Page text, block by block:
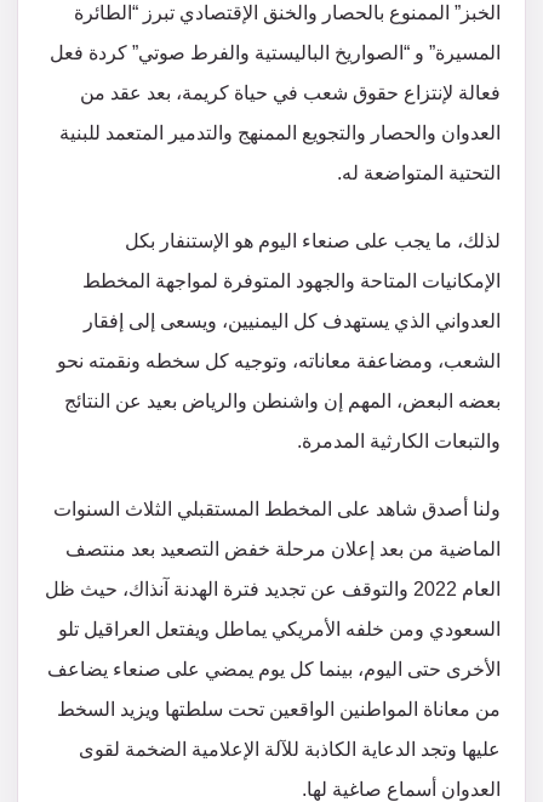
الخبز” الممنوع بالحصار والخنق الإقتصادي تبرز “الطائرة
المسيرة” و “الصواريخ الباليستية والفرط صوتي” كردة فعل
فعالة لإنتزاع حقوق شعب في حياة كريمة، بعد عقد من
العدوان والحصار والتجويع الممنهج والتدمير المتعمد للبنية
التحتية المتواضعة له.
لذلك، ما يجب على صنعاء اليوم هو الإستنفار بكل
الإمكانيات المتاحة والجهود المتوفرة لمواجهة المخطط
العدواني الذي يستهدف كل اليمنيين، ويسعى إلى إفقار
الشعب، ومضاعفة معاناته، وتوجيه كل سخطه ونقمته نحو
بعضه البعض، المهم إن واشنطن والرياض بعيد عن النتائج
والتبعات الكارثية المدمرة.
ولنا أصدق شاهد على المخطط المستقبلي الثلاث السنوات
الماضية من بعد إعلان مرحلة خفض التصعيد بعد منتصف
العام 2022 والتوقف عن تجديد فترة الهدنة آنذاك، حيث ظل
السعودي ومن خلفه الأمريكي يماطل ويفتعل العراقيل تلو
الأخرى حتى اليوم، بينما كل يوم يمضي على صنعاء يضاعف
من معاناة المواطنين الواقعين تحت سلطتها ويزيد السخط
عليها وتجد الدعاية الكاذبة للآلة الإعلامية الضخمة لقوى
العدوان أسماع صاغية لها.